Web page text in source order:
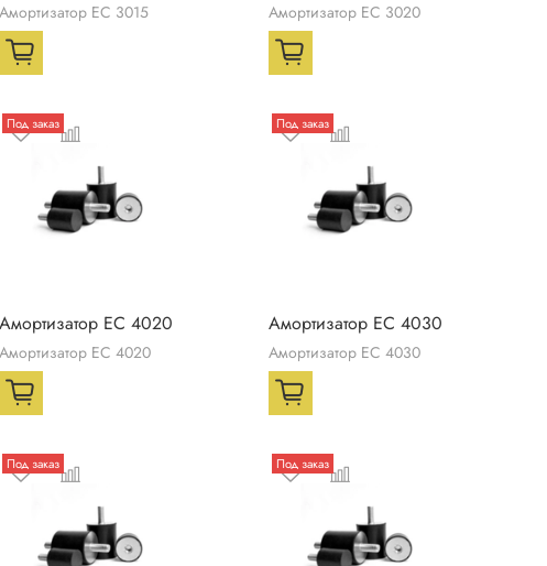
Амортизатор ЕС 3015 Амортизатор ЕС 3020
Под заказ
Амортизатор ЕС 4020
Амортизатор ЕС 4020
Под заказ
Амортизатор ЕС 4030
Амортизатор ЕС 4030
Под заказ Под заказ